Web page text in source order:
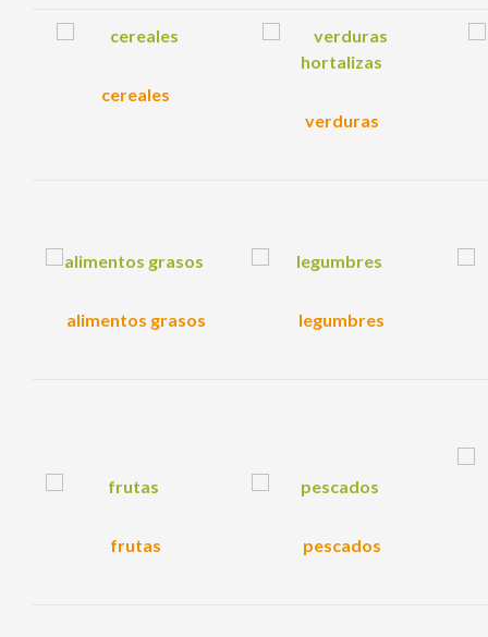
cereales
verduras
alimentos grasos legumbres
frutas pescados